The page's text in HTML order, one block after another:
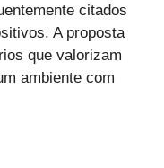
citados
A proposta
que valorizam
ambiente com